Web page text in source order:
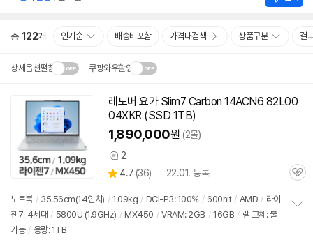
총 122개 인기순 배송비포함 가격대검색 상품구분 결
상세옵션펼침 쿠팡와우할인
설치 환경·지역에 따라
배송·설치비가 달라집니다.닫
기
레노버 요가 Slim7 Carbon 14ACN6 82L00
04XKR (SSD 1TB)
1,890,000원 (2몰)
상
품
견
2
별
점
4.7 (상
리
뷰
36) 22.01. 등록
관
노트북 / 35.56cm(14인치) / 1.09kg / DCI-P3: 100% / 600nit / AMD / 라이
젠7-4세대 / 5800U (1.9GHz) / MX450 / VRAM: 2GB / 16GB / 램 교체: 불
가능 / 용량: 1TB